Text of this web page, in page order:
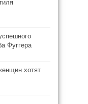
Фуггера
хотят